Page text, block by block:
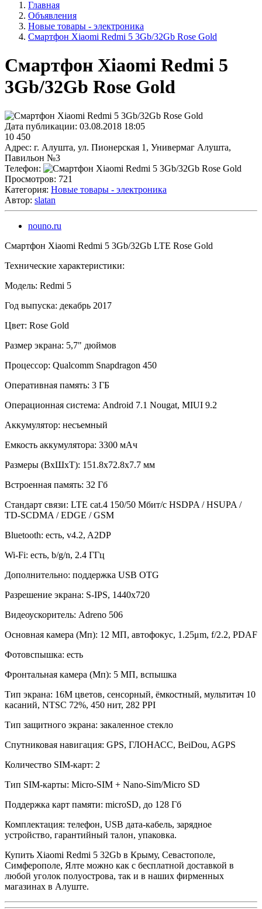
Главная
Объявления
Новые товары - электроника
Смартфон Xiaomi Redmi 5 3Gb/32Gb Rose Gold
Смартфон Xiaomi Redmi 5
3Gb/32Gb Rose Gold
Дата публикации: 03.08.2018 18:05
10 450
Адрес: г. Алушта, ул. Пионерская 1, Универмаг Алушта,
Павильон №3
Телефон:
Просмотров: 721
Категория: Новые товары - электроника
Автор: slatan
nouno.ru
Смартфон Xiaomi Redmi 5 3Gb/32Gb LTE Rose Gold
Технические характеристики:
Модель: Redmi 5
Год выпуска: декабрь 2017
Цвет: Rose Gold
Размер экрана: 5,7" дюймов
Процессор: Qualcomm Snapdragon 450
Оперативная память: 3 ГБ
Операционная система: Android 7.1 Nougat, MIUI 9.2
Аккумулятор: несъемный
Емкость аккумулятора: 3300 мАч
Размеры (ВxШxТ): 151.8x72.8x7.7 мм
Встроенная память: 32 Гб
Стандарт связи: LTE cat.4 150/50 Мбит/с HSDPA / HSUPA /
TD-SCDMA / EDGE / GSM
Bluetooth: есть, v4.2, A2DP
Wi-Fi: есть, b/g/n, 2.4 ГГц
Дополнительно: поддержка USB OTG
Разрешение экрана: S-IPS, 1440х720
Видеоускоритель: Adreno 506
Основная камера (Мп): 12 МП, автофокус, 1.25μm, f/2.2, PDAF
Фотовспышка: есть
Фронтальная камера (Мп): 5 МП, вспышка
Тип экрана: 16M цветов, сенсорный, ёмкостный, мультитач 10
касаний, NTSC 72%, 450 нит, 282 PPI
Тип защитного экрана: закаленное стекло
Спутниковая навигация: GPS, ГЛОНАСС, BeiDou, AGPS
Количество SIM-карт: 2
Тип SIM-карты: Micro-SIM + Nano-Sim/Micro SD
Поддержка карт памяти: microSD, до 128 Гб
Комплектация: телефон, USB дата-кабель, зарядное
устройство, гарантийный талон, упаковка.
Купить Xiaomi Redmi 5 32Gb в Крыму, Севастополе,
Симферополе, Ялте можно как с бесплатной доставкой в
любой уголок полуострова, так и в наших фирменных
магазинах в Алуште.